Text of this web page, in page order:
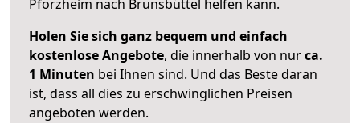
Pforzheim nach Brunsbüttel helfen kann.
Holen Sie sich ganz bequem und einfach
kostenlose Angebote, die innerhalb von nurca.
1 Minuten bei Ihnen sind. Und das Beste daran
ist, dass all dies zu erschwinglichen Preisen
angeboten werden.